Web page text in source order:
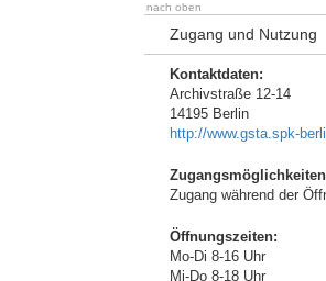
nach oben
Zugang und Nutzung
Kontaktdaten:
Archivstraße 12-14
14195 Berlin
http://www.gsta.spk-
Zugang während der
Öffnungszeiten:
Mo-Di 8-16 Uhr
Mi-Do 8-18 Uhr